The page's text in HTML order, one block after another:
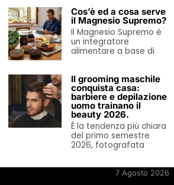
Albania.
7 Agosto 2026
Relaxed Fit o Slim Fit? Quale
uomo estate 2026?
Come gestire la gelosia: 5
relazioni più
7 Agosto 2026
Adaptive Leadership e AI:
imprenditori e
7 Agosto 2026
Cos’è ed a cosa serve
il Magnesio Supremo?
Il Magnesio Supremo è
un integratore
alimentare a base di
Il grooming maschile
conquista casa:
barbiere e depilazione
uomo trainano il
beauty 2026.
È la tendenza più chiara
del primo semestre
2026, fotografata